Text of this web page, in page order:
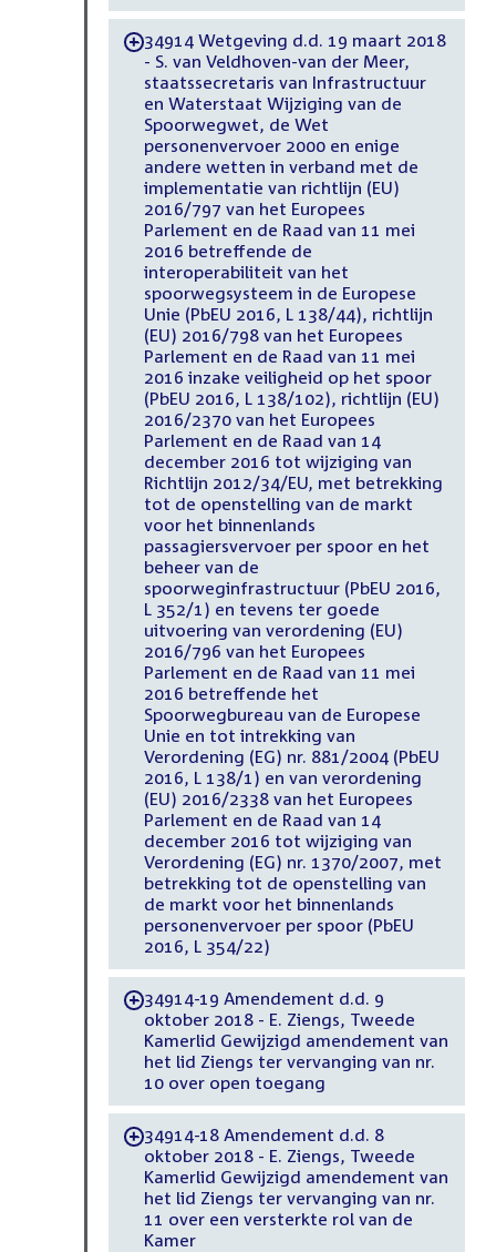
-34914 Wetgeving d.d. 19 maart 2018
- S. van Veldhoven-van der Meer,
staatssecretaris van Infrastructuur
en Waterstaat Wijziging van de
Spoorwegwet, de Wet
personenvervoer 2000 en enige
andere wetten in verband met de
implementatie van richtlijn (EU)
2016/797 van het Europees
Parlement en de Raad van 11 mei
2016 betreffende de
interoperabiliteit van het
spoorwegsysteem in de Europese
Unie (PbEU 2016, L 138/44), richtlijn
(EU) 2016/798 van het Europees
Parlement en de Raad van 11 mei
2016 inzake veiligheid op het spoor
(PbEU 2016, L 138/102), richtlijn (EU)
2016/2370 van het Europees
Parlement en de Raad van 14
december 2016 tot wijziging van
Richtlijn 2012/34/EU, met betrekking
tot de openstelling van de markt
voor het binnenlands
passagiersvervoer per spoor en het
beheer van de
spoorweginfrastructuur (PbEU 2016,
L 352/1) en tevens ter goede
uitvoering van verordening (EU)
2016/796 van het Europees
Parlement en de Raad van 11 mei
2016 betreffende het
Spoorwegbureau van de Europese
Unie en tot intrekking van
Verordening (EG) nr. 881/2004 (PbEU
2016, L 138/1) en van verordening
(EU) 2016/2338 van het Europees
Parlement en de Raad van 14
december 2016 tot wijziging van
Verordening (EG) nr. 1370/2007, met
betrekking tot de openstelling van
de markt voor het binnenlands
personenvervoer per spoor (PbEU
2016, L 354/22)
-34914-19 Amendement d.d. 9
oktober 2018 - E. Ziengs, Tweede
Kamerlid Gewijzigd amendement van
het lid Ziengs ter vervanging van nr.
10 over open toegang
-34914-18 Amendement d.d. 8
oktober 2018 - E. Ziengs, Tweede
Kamerlid Gewijzigd amendement van
het lid Ziengs ter vervanging van nr.
11 over een versterkte rol van de
Kamer